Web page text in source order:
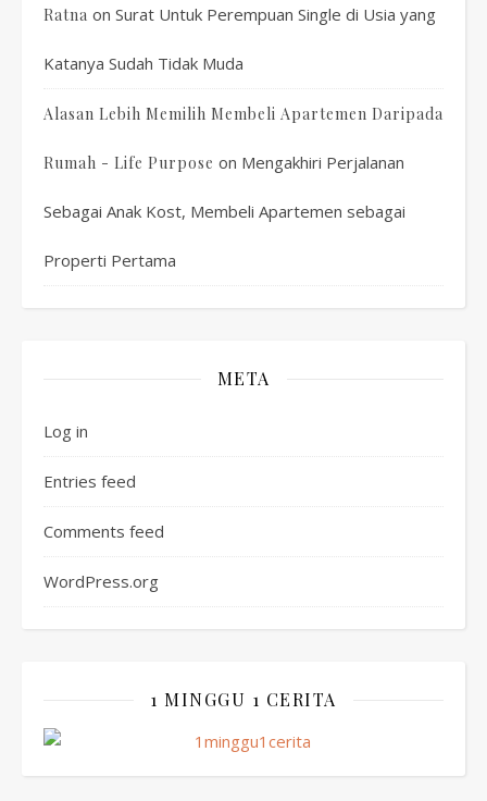
Ratna on Surat Untuk Perempuan Single di Usia yang
Katanya Sudah Tidak Muda
Alasan Lebih Memilih Membeli Apartemen Daripada
Rumah - Life Purpose on Mengakhiri Perjalanan
Sebagai Anak Kost, Membeli Apartemen sebagai
Properti Pertama
META
Log in
Entries feed
Comments feed
WordPress.org
1 MINGGU 1 CERITA